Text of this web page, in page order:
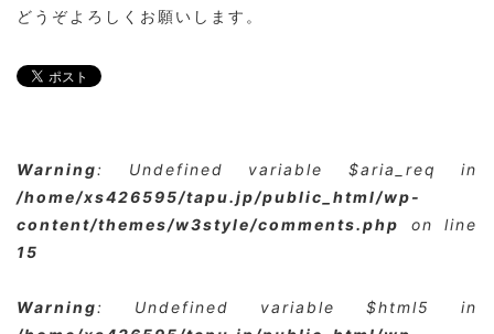
どうぞよろしくお願いします。
Warning: Undefined variable $aria_req in
/home/xs426595/tapu.jp/public_html/wp-
content/themes/w3style/comments.php
on line
15
Warning: Undefined variable $html5 in